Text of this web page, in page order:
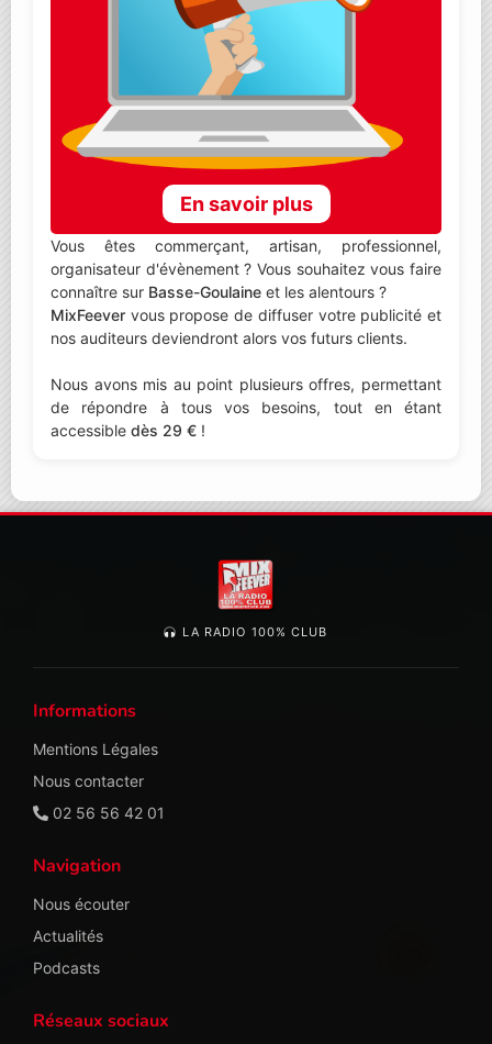
En savoir plus
Vous êtes commerçant, artisan, professionnel,
organisateur d'évènement ? Vous souhaitez vous faire
connaître sur Basse-Goulaine et les alentours ?
MixFeever vous propose de diffuser votre publicité et
nos auditeurs deviendront alors vos futurs clients.
Nous avons mis au point plusieurs offres, permettant
de répondre à tous vos besoins, tout en étant
accessible dès 29 € !
LA RADIO 100% CLUB
Informations
Mentions Légales
Nous contacter
02 56 56 42 01
Navigation
Nous écouter
Actualités
Podcasts
Réseaux sociaux